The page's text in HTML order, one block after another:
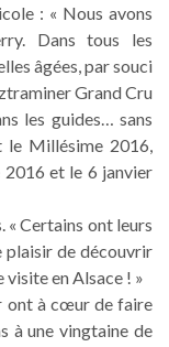
: « Nous avons
Dans tous les
âgées, par souci
Grand Cru
les guides… sans
Millésime 2016,
2016 et le 6 janvier
« Certains ont leurs
plaisir de découvrir
visite en Alsace ! »
ont à cœur de faire
à une vingtaine de